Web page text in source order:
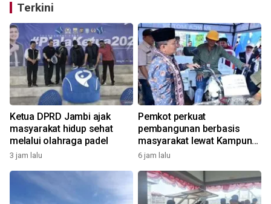
Terkini
Ketua DPRD Jambi ajak
masyarakat hidup sehat
melalui olahraga padel
3 jam lalu
Pemkot perkuat
pembangunan berbasis
masyarakat lewat Kampung
Bahagia
6 jam lalu